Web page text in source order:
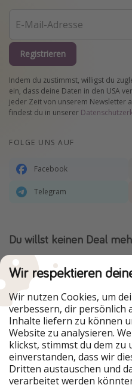
Registrieren
Indem du zustimmst, willigst du
ein, dass deine Daten in den USA
jeder Zeit von unserem Newsletter
findest du in unserer
FOLGE UNS AUF
Facebook
Telegram
Du willst keinen Deal
Dann lade unsere App
Urlaubspiraten ist Teil
Unsere Märkte
PiratinViaggio
VakantiePiraten
VoyagesPirates
Wir respektieren
Wir nutzen Cookies, um
verbessern, dir persönlich
Inhalte liefern zu können
Website zu analysieren.
klickst, stimmst du dem zu
einverstanden, dass wir
Dritten austauschen und
verarbeitet werden